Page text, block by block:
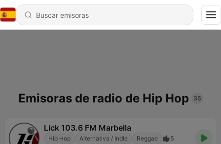
Emisoras de radio de Hip Hop 35
Lick 103.6 FM Marbella
Hip Hop Alternativa / Indie Reggae
5